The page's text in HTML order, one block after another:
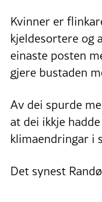
Kvinner er
kjeldesortere og
einaste posten
gjere bustaden
Av dei spurde
at dei ikkje
klimaendringar i
Det synest